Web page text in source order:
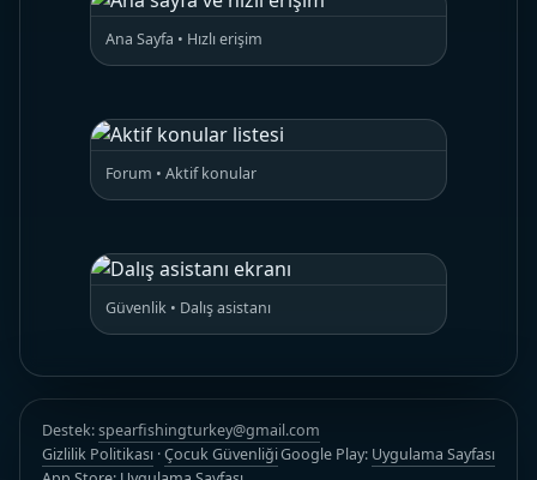
Ana Sayfa • Hızlı erişim
Forum • Aktif konular
Güvenlik • Dalış asistanı
Destek:spearfishingturkey@gmail.com
Gizlilik Politikası ·Çocuk GüvenliğiGoogle Play: Uygulama Sayfası